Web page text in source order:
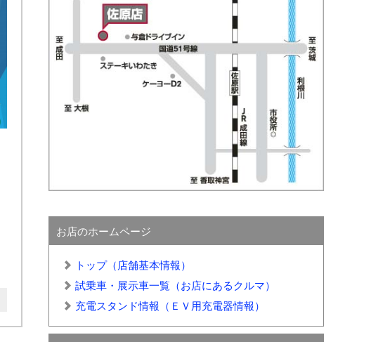
お店のホームページ
トップ（店舗基本情報）
試乗車・展示車一覧（お店にあるクルマ）
充電スタンド情報（ＥＶ用充電器情報）